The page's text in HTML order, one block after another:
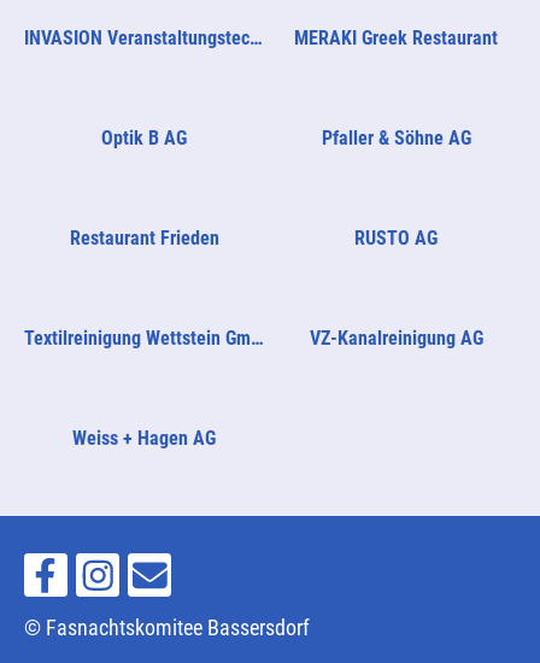
INVASION Veranstaltungstechnik GmbH MERAKI Greek Restaurant
Optik B AG Pfaller & Söhne AG
Restaurant Frieden RUSTO AG
Textilreinigung Wettstein GmbH VZ-Kanalreinigung AG
Weiss + Hagen AG
© Fasnachtskomitee Bassersdorf